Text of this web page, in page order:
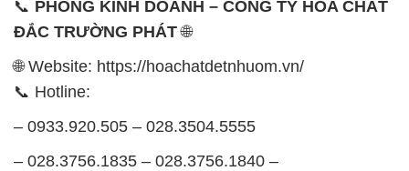
📞 PHÒNG KINH DOANH – CÔNG TY HÓA CHẤT
ĐẮC TRƯỜNG PHÁT🌐
🌐 Website: https://hoachatdetnhuom.vn/
📞 Hotline:
– 0933.920.505 – 028.3504.5555
– 028.3756.1835 – 028.3756.1840 –